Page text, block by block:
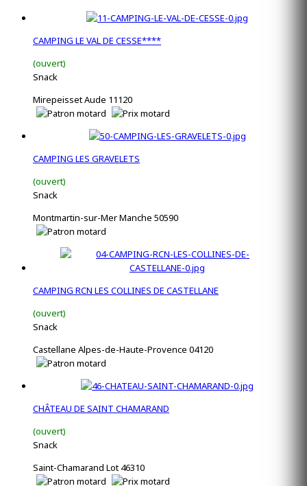
CAMPING LE VAL DE CESSE****
(ouvert)
Snack
Mirepeisset Aude 11120
CAMPING LES GRAVELETS
(ouvert)
Snack
Montmartin-sur-Mer Manche 50590
CAMPING RCN LES COLLINES DE CASTELLANE
(ouvert)
Snack
Castellane Alpes-de-Haute-Provence 04120
CHÂTEAU DE SAINT CHAMARAND
(ouvert)
Snack
Saint-Chamarand Lot 46310